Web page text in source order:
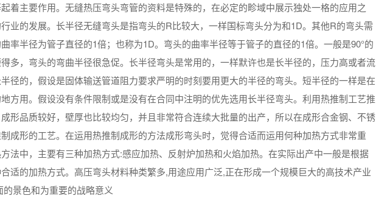
着主要作用。无缝热压弯头弯管的资料是特殊的，在必定的畛域中展示独处一格的应用之
业的发展。长半径无缝弯头是指弯头的R比较大，一样国标弯头分为和1D。其他R的弯头需
率半径为管子直径的1倍；也称为1D。弯头的曲率半径等于管子的直径的1倍。一般是90°的
多，弯头的弯曲半径很急促。长半径弯头是常用的，一样默许也是长半径的，压力高或者流
径的，假设是固体输送管道阻力要求严明的时刻要用更大的半径的弯头。短半径的一样是在
方用。假设没有条件限制或是没有在合同中注明的优先选用长半径弯头。利用热推制工艺推
形品质较好，壁厚也比较均匀，并且非常符合连续大批量的出产，所以在成形合金钢、不锈
成形的工艺。在运用热推制成形的方法成形弯头时，觉得合适而运用何种加热方式非常重
法中，主要有三种加热方式:感应加热、反射炉加热和火焰加热。在实际出产中一般是根据
适的加热方式。高压弯头材料种类繁多,用途应用广泛,正在形成一个规模巨大的高技术产业
景色和为重要的战略意义